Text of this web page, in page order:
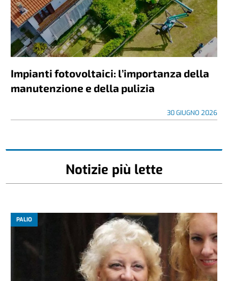
Impianti fotovoltaici: l’importanza della
manutenzione e della pulizia
30 GIUGNO 2026
Notizie più lette
PALIO